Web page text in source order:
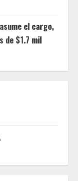
el cargo,
de $1.7 mil